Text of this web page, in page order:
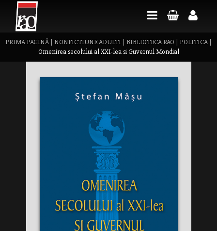
PRIMA PAGINĂ| NONFICTIUNE ADULTI BIBLIOTECA RAO POLITICA|
Omenirea secolului al XXI-lea si Guvernul Mondial